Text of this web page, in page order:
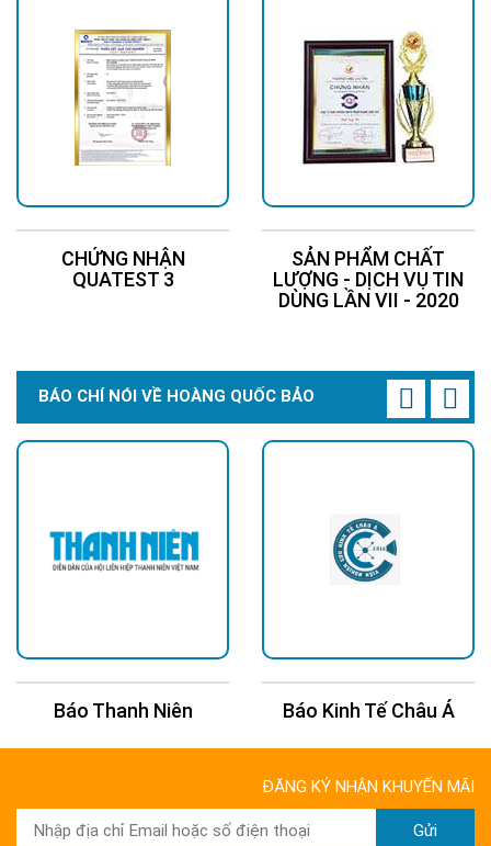
CHỨNG NHẬN
QUATEST 3
SẢN PHẨM CHẤT
LƯỢNG - DỊCH VỤ TIN
DÙNG LẦN VII - 2020
BÁO CHÍ NÓI VỀ HOÀNG QUỐC BẢO
Báo Kinh Tế Châu Á Báo 24H
ĐĂNG KÝ NHẬN KHUYẾN MÃI
Gửi